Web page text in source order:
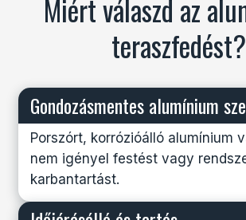
Miért válaszd az
teraszfedést?
Gondozásmentes alumínium
Porszórt, korrózióálló alumínium
nem igényel festést vagy
karbantartást.